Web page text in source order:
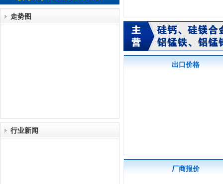
走势图
行业新闻
出口价格
厂商报价